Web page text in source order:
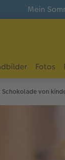
Mein
Fotos
Schokolade von